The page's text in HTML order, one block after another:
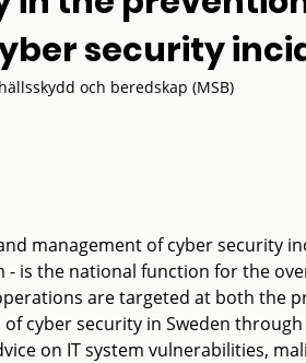
security
och beredskap (MSB)
management of cyber security
- is the national function for the
are targeted at both the
cyber security in Sweden
on IT system vulnerabilities,